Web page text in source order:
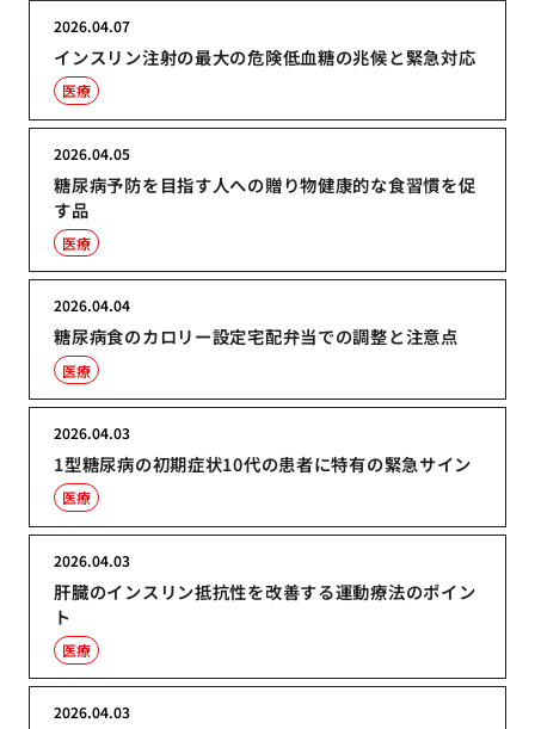
インスリン注射の最大の危険低血糖の兆候と緊急対応
2026.04.07
医療
糖尿病予防を目指す人への贈り物健康的な食習慣を促
す品
2026.04.05
医療
糖尿病食のカロリー設定宅配弁当での調整と注意点
2026.04.04
医療
1型糖尿病の初期症状10代の患者に特有の緊急サイン
2026.04.03
医療
肝臓のインスリン抵抗性を改善する運動療法のポイン
ト
2026.04.03
医療
2026.04.03